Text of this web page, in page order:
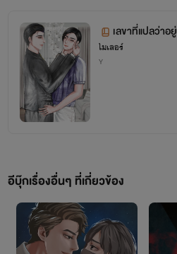
เลขาที่แปลว่าอ
ไมเลอร์
Y
อีบุ๊กเรื่องอื่นๆ ที่เกี่ยวข้อง